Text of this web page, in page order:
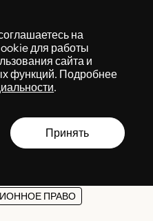
ОАЭ для
талантов
ПРАВО
на
для работы
сайта и
функций. Подробнее
.
Принять